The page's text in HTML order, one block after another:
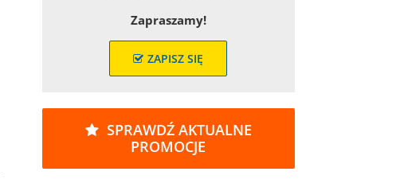
Zapraszamy!
ZAPISZ SIĘ
SPRAWDŹ AKTUALNE
PROMOCJE